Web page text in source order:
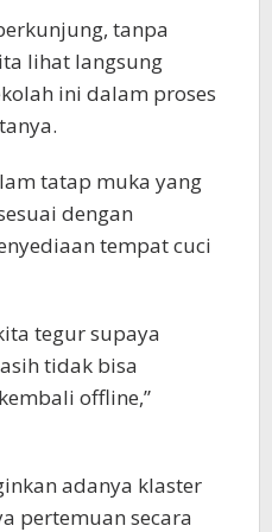
tanpa
lihat langsung
ini dalam proses
tatap muka yang
dengan
tempat cuci
tegur supaya
tidak bisa
offline,”
adanya klaster
pertemuan secara